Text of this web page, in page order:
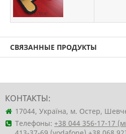
СВЯЗАННЫЕ ПРОДУКТЫ
КОНТАКТЫ:
17044, Україна, м. Остер,
Телефоны: +38 044 356-17-17